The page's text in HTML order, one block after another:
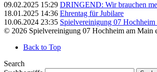
09.02.2025 15:29 DRINGEND: Wir brauchen
18.01.2025 14:36 Ehrentag für Jubilare
10.06.2024 23:35 Spielvereinigung 07
© 2026 Spielvereinigung 07 Hochheim am Main
Back to Top
Search